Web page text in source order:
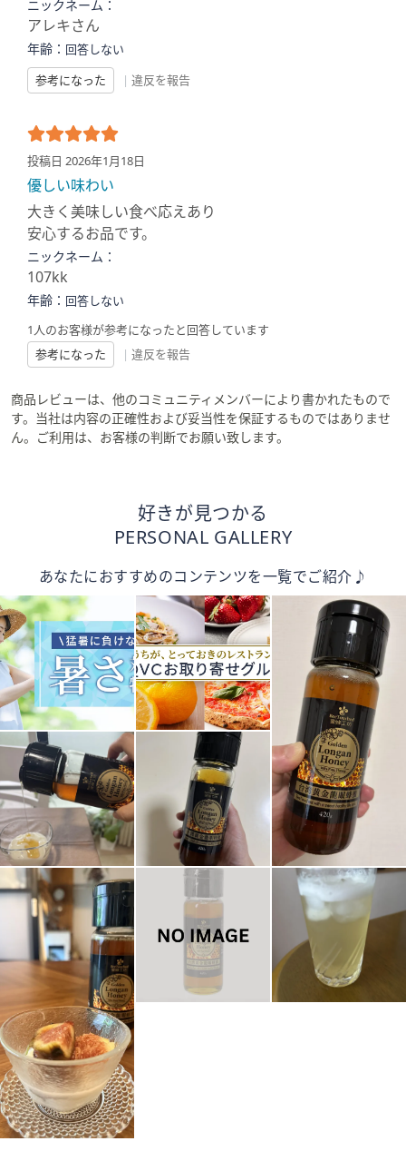
ニックネーム：
アレキさん
年齢： 回答しない
参考になった
| 違反を報告
投稿日 2026年1月18日
優しい味わい
大きく美味しい食べ応えあり
安心するお品です。
ニックネーム：
107kk
年齢： 回答しない
1人のお客様が参考になったと回答しています
参考になった
| 違反を報告
商品レビューは、他のコミュニティメンバーにより書かれたもので
す。当社は内容の正確性および妥当性を保証するものではありませ
ん。ご利用は、お客様の判断でお願い致します。
好きが見つかる
PERSONAL GALLERY
あなたにおすすめのコンテンツを一覧でご紹介♪